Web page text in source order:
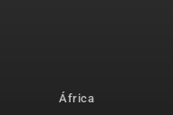
África